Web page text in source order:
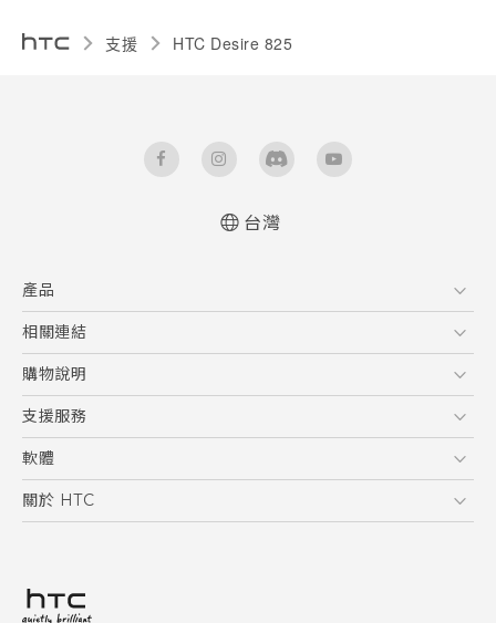
支援 HTC Desire 825‎
台灣
產品
5G
智慧型手機
配件
相關連結
HTC Research
購物說明
購物須知
訂單管理
付款方式
支援服務
到府收送維修服務
服務中心資訊
客戶服務佈告欄
軟體
應用程式
HTC Sync Manager
關於 HTC
投資人